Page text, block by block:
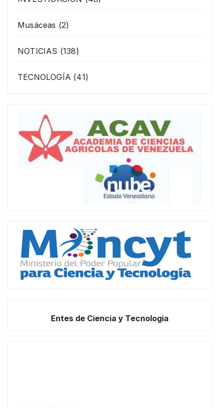
Musáceas (2)
NOTICIAS (138)
TECNOLOGÍA (41)
Entes de Ciencia y Tecnologia